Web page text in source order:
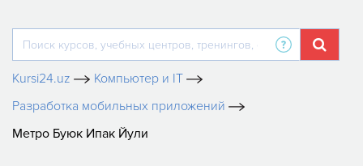
Kursi24.uz
Компьютер и IT
Разработка мобильных приложений
Метро Буюк Ипак Йули